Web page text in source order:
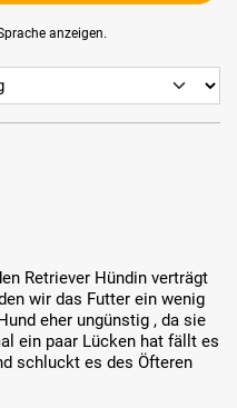
anzeigen.
Retriever Hündin verträgt
wir das Futter ein wenig
eher ungünstig , da sie
ein paar Lücken hat fällt es
schluckt es des Öfteren